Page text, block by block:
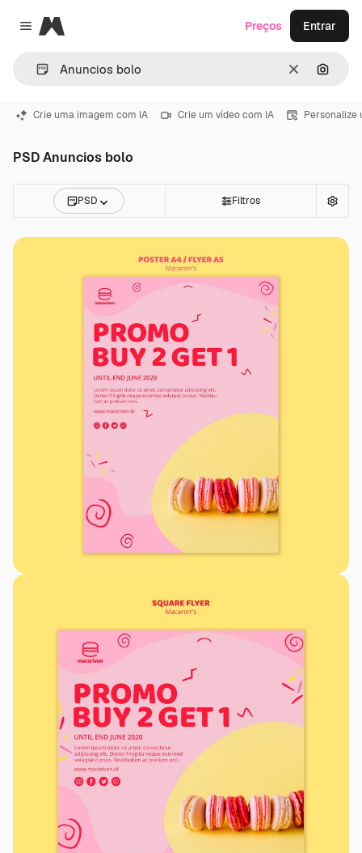
Close menu
Magnific
Limpar
Preços Entrar
Crie uma imagem com IA Crie um vídeo com IA Personalize
PSD Anuncios bolo
PSD Filtros